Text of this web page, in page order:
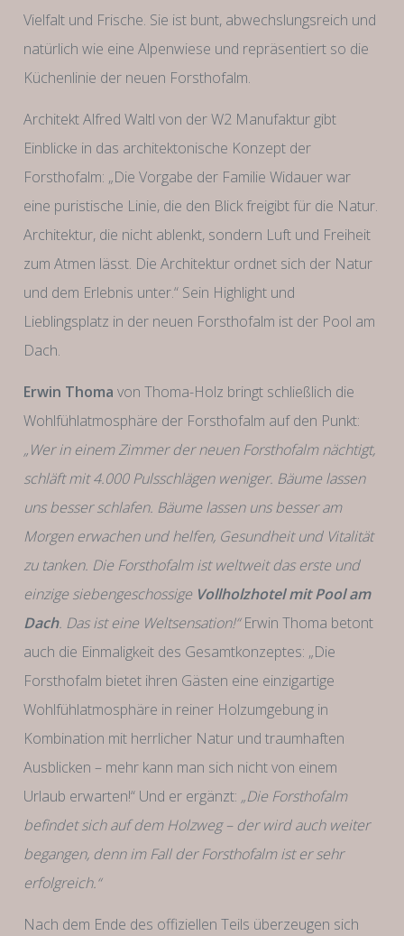
Vielfalt und Frische. Sie ist bunt, abwechslungsreich und
natürlich wie eine Alpenwiese und repräsentiert so die
Küchenlinie der neuen Forsthofalm.
Architekt Alfred Waltl von der W2 Manufaktur gibt
Einblicke in das architektonische Konzept der
Forsthofalm: „Die Vorgabe der Familie Widauer war
eine puristische Linie, die den Blick freigibt für die Natur.
Architektur, die nicht ablenkt, sondern Luft und Freiheit
zum Atmen lässt. Die Architektur ordnet sich der Natur
und dem Erlebnis unter.“ Sein Highlight und
Lieblingsplatz in der neuen Forsthofalm ist der Pool am
Dach.
Erwin Thoma von Thoma-Holz bringt schließlich die
Wohlfühlatmosphäre der Forsthofalm auf den Punkt:
„Wer in einem Zimmer der neuen Forsthofalm nächtigt,
schläft mit 4.000 Pulsschlägen weniger. Bäume lassen
uns besser schlafen. Bäume lassen uns besser am
Morgen erwachen und helfen, Gesundheit und Vitalität
zu tanken. Die Forsthofalm ist weltweit das erste und
einzige siebengeschossige Vollholzhotel mit Pool am
Dach. Das ist eine Weltsensation!“Erwin Thoma betont
auch die Einmaligkeit des Gesamtkonzeptes: „Die
Forsthofalm bietet ihren Gästen eine einzigartige
Wohlfühlatmosphäre in reiner Holzumgebung in
Kombination mit herrlicher Natur und traumhaften
Ausblicken – mehr kann man sich nicht von einem
Urlaub erwarten!“ Und er ergänzt: „Die Forsthofalm
befindet sich auf dem Holzweg – der wird auch weiter
begangen, denn im Fall der Forsthofalm ist er sehr
erfolgreich.“
Nach dem Ende des offiziellen Teils überzeugen sich